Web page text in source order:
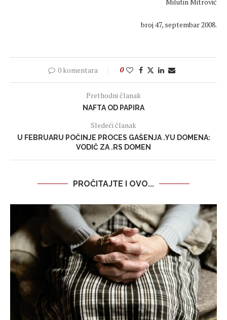
Milutin Mitrović
broj 47, septembar 2008.
0 komentara 0
Prethodni članak
NAFTA OD PAPIRA
Sledeći članak
U FEBRUARU POČINJE PROCES GAŠENJA .YU DOMENA:
VODIČ ZA .RS DOMEN
PROČITAJTE I OVO...